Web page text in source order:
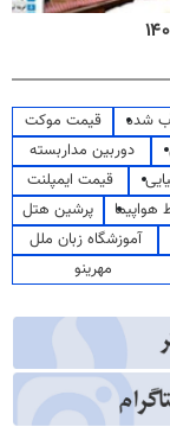
شده
قیمت موکت
دوربین مداربسته
قیمت ایمپلنت
هواپیما
پرشین هتل
آموزشگاه زبان ملل
مهرینو